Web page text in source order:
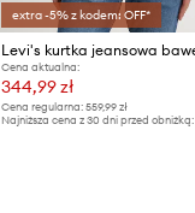
extra -5% z kodem: OFF*
Cena aktualna:
344,99 zł
Cena regularna: 559,99 zł
Najniższa cena z 30 dni przed obniżką: